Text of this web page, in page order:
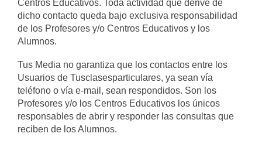
Centros Educativos. Toda actividad que derive de
dicho contacto queda bajo exclusiva responsabilidad
de los Profesores y/o Centros Educativos y los
Alumnos.
Tus Media no garantiza que los contactos entre los
Usuarios de Tusclasesparticulares, ya sean vía
teléfono o vía e-mail, sean respondidos. Son los
Profesores y/o los Centros Educativos los únicos
responsables de abrir y responder las consultas que
reciben de los Alumnos.